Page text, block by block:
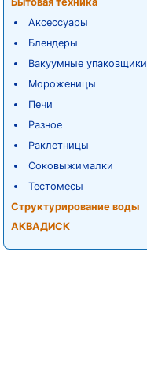
Аксессуары
Блендеры
Вакуумные упаковщики
Мороженицы
Печи
Разное
Раклетницы
Соковыжималки
Тестомесы
Структурирование воды
АКВАДИСК